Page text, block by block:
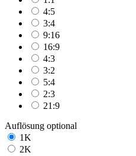
4:5
3:4
9:16
16:9
4:3
3:2
5:4
2:3
21:9
Auflösung optional
1K
2K